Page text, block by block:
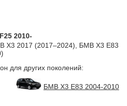
2010-
Х3 2017 (2017–2024), БМВ Х3 Е83
для других поколений:
БМВ Х3 Е83 2004-2010